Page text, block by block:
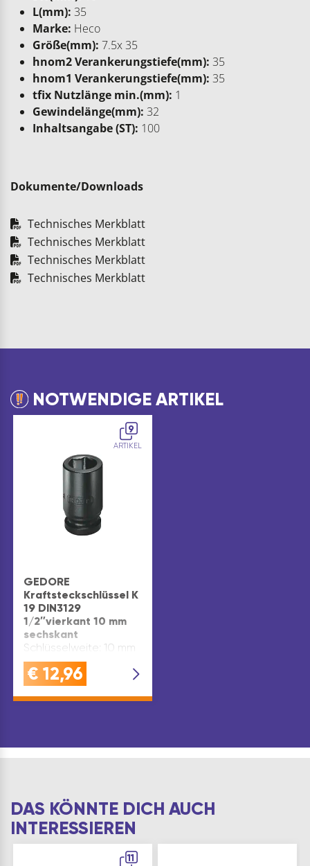
L(mm): 35
Marke: Heco
Größe(mm): 7.5x 35
hnom2 Verankerungstiefe(mm): 35
hnom1 Verankerungstiefe(mm): 35
tfix Nutzlänge min.(mm): 1
Gewindelänge(mm): 32
Inhaltsangabe (ST): 100
Dokumente/Downloads
Technisches Merkblatt
Technisches Merkblatt
Technisches Merkblatt
Technisches Merkblatt
NOTWENDIGE ARTIKEL
9
ARTIKEL
GEDORE
Kraftsteckschlüssel K
19 DIN3129
1/2″vierkant 10 mm
sechskant
Schlüsselweite: 10 mm
€ 12,96
DAS KÖNNTE DICH AUCH
INTERESSIEREN
11